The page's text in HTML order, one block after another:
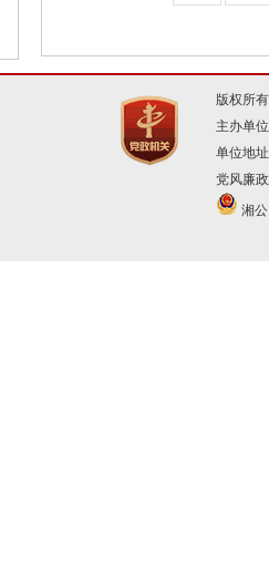
版权所
主办单
单位地
党风廉
湘